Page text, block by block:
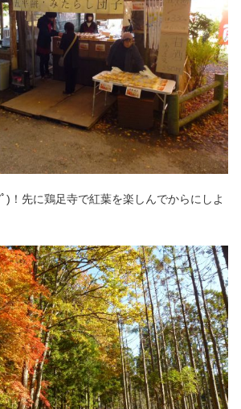
)！先に鶏足寺で紅葉を楽しんでからにしよ